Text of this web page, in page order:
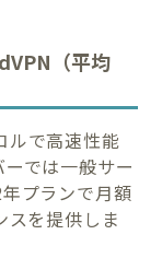
（平均
で高速性能
では一般サー
プランで月額
スを提供しま